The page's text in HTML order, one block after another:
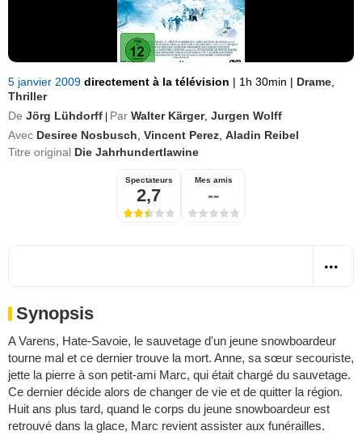
5 janvier 2009 directement à la télévision | 1h 30min | Drame
Thriller
De Jörg Lühdorff Par Walter Kärger, Jurgen Wolff
Avec Desiree Nosbusch Vincent Perez Aladin Reibel
Titre original Die Jahrhundertlawine
Spectateurs
2,7
Mes amis
--
Synopsis
A Varens, Hate-Savoie, le sauvetage d'un jeune snowboardeur
tourne mal et ce dernier trouve la mort. Anne, sa sœur secouriste,
jette la pierre à son petit-ami Marc, qui était chargé du sauvetage.
Ce dernier décide alors de changer de vie et de quitter la région.
Huit ans plus tard, quand le corps du jeune snowboardeur est
retrouvé dans la glace, Marc revient assister aux funérailles.